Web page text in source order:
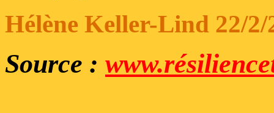
Hélène Keller-Lind 22/2/
Source :